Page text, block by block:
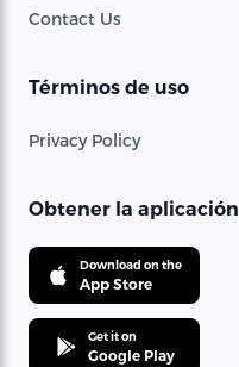
Contact Us
Términos de uso
Privacy Policy
Obtener la aplicación
Download on the
App Store
Get it on
Google Play